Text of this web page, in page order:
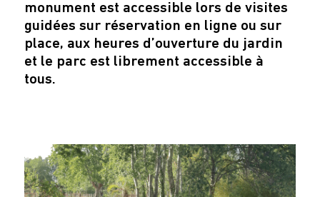
monument est accessible lors de visites
guidées sur réservation en ligne ou sur
place, aux heures d’ouverture du jardin
et le parc est librement accessible à
tous.